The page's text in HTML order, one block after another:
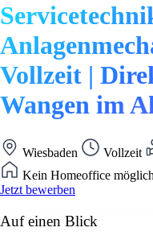
Vollzeit |
Wangen im
Wiesbaden Vollzeit
Kein Homeoffice möglich
Jetzt bewerben
Auf einen Blick